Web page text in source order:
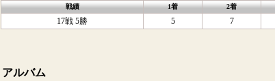
戦績 1着 2着
17戦 5勝 5 7
アルバム